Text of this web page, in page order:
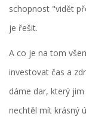
schopnost "vidět
je řešit.
A co je na tom
investovat čas a
dáme dar, který
nechtěl mít krásný